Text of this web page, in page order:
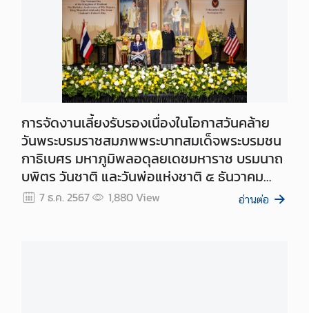
ถ
า
ม
-
ต
การจัดงานเลี้ยงรับรองเนื่องในโอกาสวันคล้าย
วันพระบรมราชสมภพพระบาทสมเด็จพระบรมชน
กาธิเบศร มหาภูมิพลอดุลยเดชมหาราช บรมนาถ
บพิตร วันชาติ และวันพ่อแห่งชาติ ๕ ธันวาคม
๒๕๖๗ ที่กรุงวอชิงตัน
7 ธ.ค. 2567 1,880View อ่านต่อ